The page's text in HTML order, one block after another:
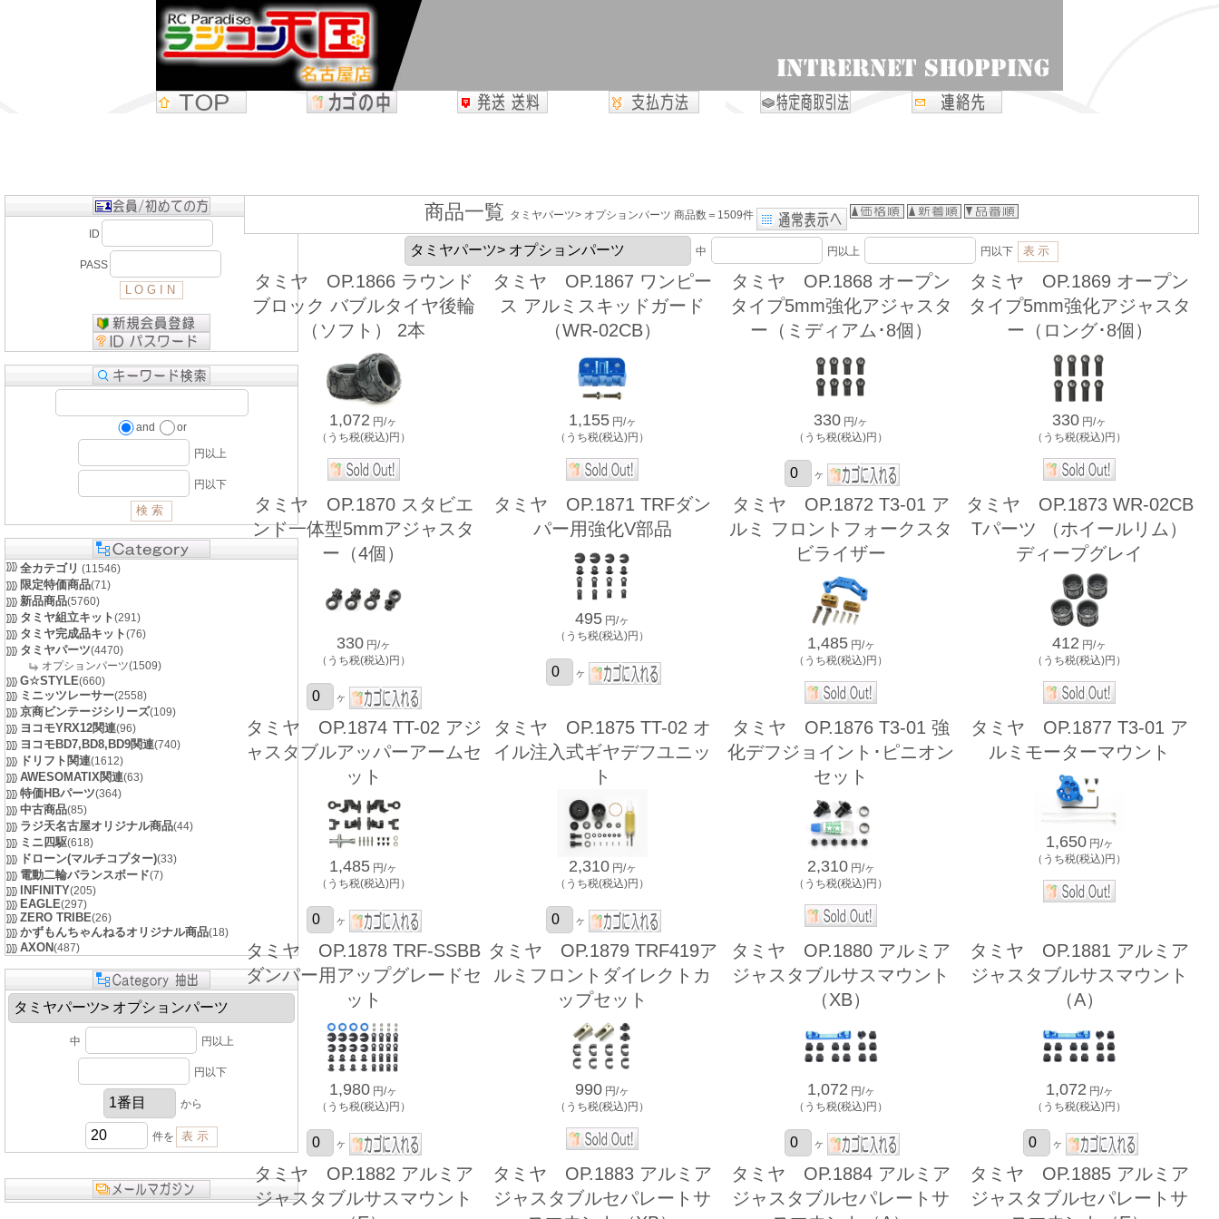
ID
PASS
and or
円以上
円以下
全カテゴリ (11546)
限定特価商品(71)
新品商品(5760)
タミヤ組立キット(291)
タミヤ完成品キット(76)
タミヤパーツ(4470)
オプションパーツ(1509)
G☆STYLE(660)
ミニッツレーサー(2558)
京商ビンテージシリーズ(109)
ヨコモYRX12関連(96)
ヨコモBD7,BD8,BD9関連(740)
ドリフト関連(1612)
AWESOMATIX関連(63)
特価HBパーツ(364)
中古商品(85)
ラジ天名古屋オリジナル商品(44)
ミニ四駆(618)
ドローン(マルチコプター)(33)
電動二輪バランスボード(7)
INFINITY(205)
EAGLE(297)
ZERO TRIBE(26)
かずもんちゃんねるオリジナル商品(18)
AXON(487)
中 円以上
円以下
から
件を
商品一覧 タミヤパーツ> オプションパーツ 商品数＝1509件
中 円以上 円以下
タミヤ OP.1866 ラウンド
ブロック バブルタイヤ後輪
（ソフト） 2本
1,072 円/ヶ
（うち税(税込)円）
タミヤ OP.1867 ワンピー
ス アルミスキッドガード
（WR-02CB）
1,155 円/ヶ
（うち税(税込)円）
タミヤ OP.1868 オープン
タイプ5mm強化アジャスタ
ー（ミディアム･8個）
330 円/ヶ
（うち税(税込)円）
ヶ
タミヤ OP.1869 オープン
タイプ5mm強化アジャスタ
ー（ロング･8個）
330 円/ヶ
（うち税(税込)円）
タミヤ OP.1870 スタビエ
ンド一体型5mmアジャスタ
ー（4個）
330 円/ヶ
（うち税(税込)円）
ヶ
タミヤ OP.1871 TRFダン
パー用強化V部品
495 円/ヶ
（うち税(税込)円）
ヶ
タミヤ OP.1872 T3-01 ア
ルミ フロントフォークスタ
ビライザー
1,485 円/ヶ
（うち税(税込)円）
タミヤ OP.1873 WR-02CB
Tパーツ （ホイールリム）
ディープグレイ
412 円/ヶ
（うち税(税込)円）
タミヤ OP.1874 TT-02 アジ
ャスタブルアッパーアームセ
ット
1,485 円/ヶ
（うち税(税込)円）
ヶ
タミヤ OP.1875 TT-02 オ
イル注入式ギヤデフユニッ
ト
2,310 円/ヶ
（うち税(税込)円）
ヶ
タミヤ OP.1876 T3-01 強
化デフジョイント･ピニオン
セット
2,310 円/ヶ
（うち税(税込)円）
タミヤ OP.1877 T3-01 ア
ルミモーターマウント
1,650 円/ヶ
（うち税(税込)円）
タミヤ OP.1878 TRF-SSBB
ダンパー用アップグレードセ
ット
1,980 円/ヶ
（うち税(税込)円）
ヶ
タミヤ OP.1879 TRF419ア
ルミフロントダイレクトカ
ップセット
990 円/ヶ
（うち税(税込)円）
タミヤ OP.1880 アルミア
ジャスタブルサスマウント
（XB）
1,072 円/ヶ
（うち税(税込)円）
ヶ
タミヤ OP.1881 アルミア
ジャスタブルサスマウント
（A）
1,072 円/ヶ
（うち税(税込)円）
ヶ
タミヤ OP.1882 アルミア
ジャスタブルサスマウント
タミヤ OP.1883 アルミア
ジャスタブルセパレートサ
タミヤ OP.1884 アルミア
ジャスタブルセパレートサ
タミヤ OP.1885 アルミア
ジャスタブルセパレートサ